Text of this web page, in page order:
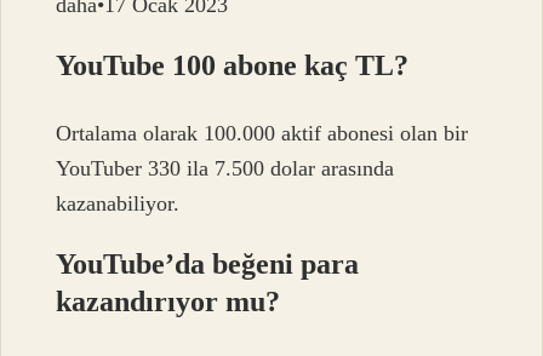
YouTube 100 abone kaç TL?
Ortalama olarak 100.000 aktif abonesi olan bir
YouTuber 330 ila 7.500 dolar arasında
kazanabiliyor.
YouTube’da beğeni para
kazandırıyor mu?